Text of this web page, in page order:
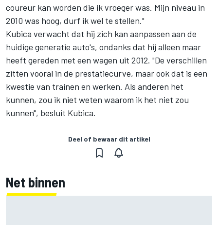
coureur kan worden die ik vroeger was. Mijn niveau in
2010 was hoog, durf ik wel te stellen."
Kubica verwacht dat hij zich kan aanpassen aan de
huidige generatie auto's, ondanks dat hij alleen maar
heeft gereden met een wagen uit 2012. "De verschillen
zitten vooral in de prestatiecurve, maar ook dat is een
kwestie van trainen en werken. Als anderen het
kunnen, zou ik niet weten waarom ik het niet zou
kunnen", besluit Kubica.
Deel of bewaar dit artikel
Net binnen